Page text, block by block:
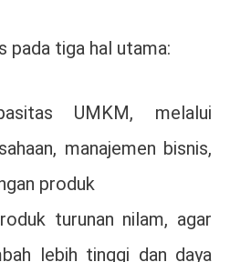
pada tiga hal utama:
UMKM, melalui
manajemen bisnis,
produk
turunan nilam, agar
lebih tinggi dan daya